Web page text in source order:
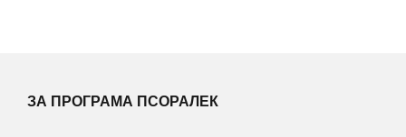
ЗА ПРОГРАМА ПСОРАЛЕК